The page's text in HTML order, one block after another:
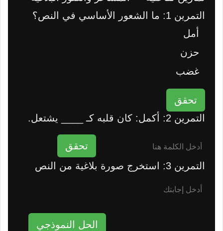
التمرين 1: ما الشعور الأساسي في النص؟
أمل
حزن
غضب
تحقق
التمرين 2: أكمل: كان قلبه كـ ____ يشتعل.
تحقق
التمرين 3: استخرج صورة بلاغية من النص
الحل النموذجي